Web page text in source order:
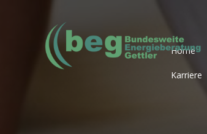
Home
Karriere